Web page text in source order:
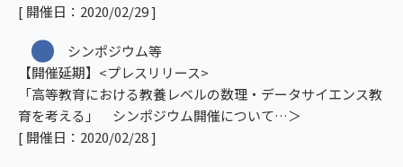
[ 開催日：2020/02/29 ]
シンポジウム等
【開催延期】<プレスリリース>
「高等教育における教養レベルの数理・データサイエンス教
育を考える」 シンポジウム開催について
[ 開催日：2020/02/28 ]